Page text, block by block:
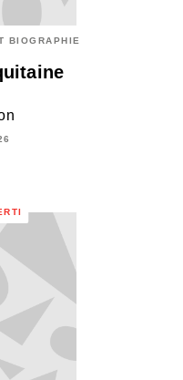
BIOGRAPHIE